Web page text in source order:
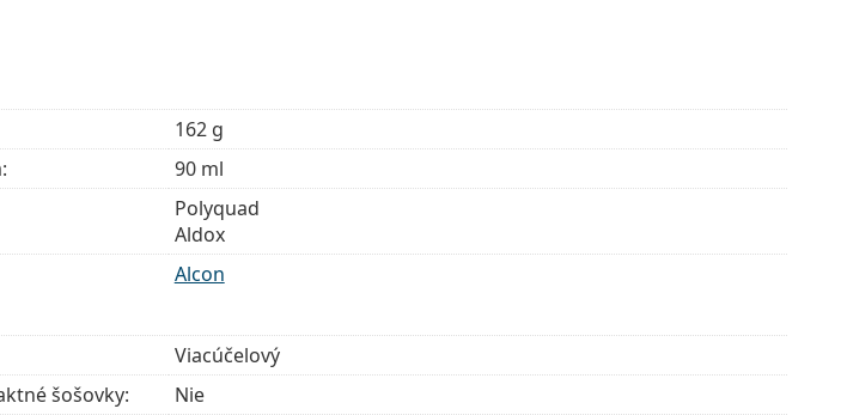
162 g
90 ml
Polyquad
Aldox
Alcon
Viacúčelový
šošovky:
Nie